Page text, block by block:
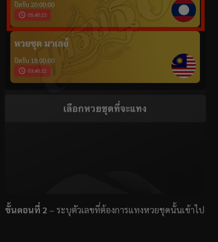
ขั้นตอนที่ 2 – ระบุตัวเลขที่ต้องการแทงหวยชุดนั้นเข้าไป